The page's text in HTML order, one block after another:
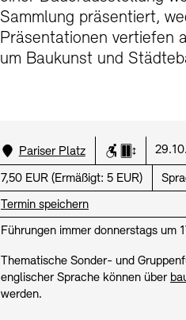
Tickets und Preise
Kunstsektionen
Preise, Stipendien und
Europäische Allianz der
JUNGE AKADEMIE
Kulturelle Vermittlung –
Studio für
SINN UND FORM
Gesellschaft der Freunde
Büro der öffentlichen
Bilderkeller
Vermietung Stellenangebote
Nachhaltigkeit Kontakt
Ausstellungen &
Projekte
Abteilungen &
Bibliothek
Kunstsammlung
Museen
Fundstücke
Sammlung präsentiert,
Präsentationen vertiefen
um Baukunst und
Standort:
Pariser Platz
Rollstuhlgerecht
Aufzug
Preis:
7,50 EUR (Ermäßigt: 5 EUR)
Termin speichern
Führungen immer donnerstags um
Thematische Sonder- und
englischer Sprache können über
werden.